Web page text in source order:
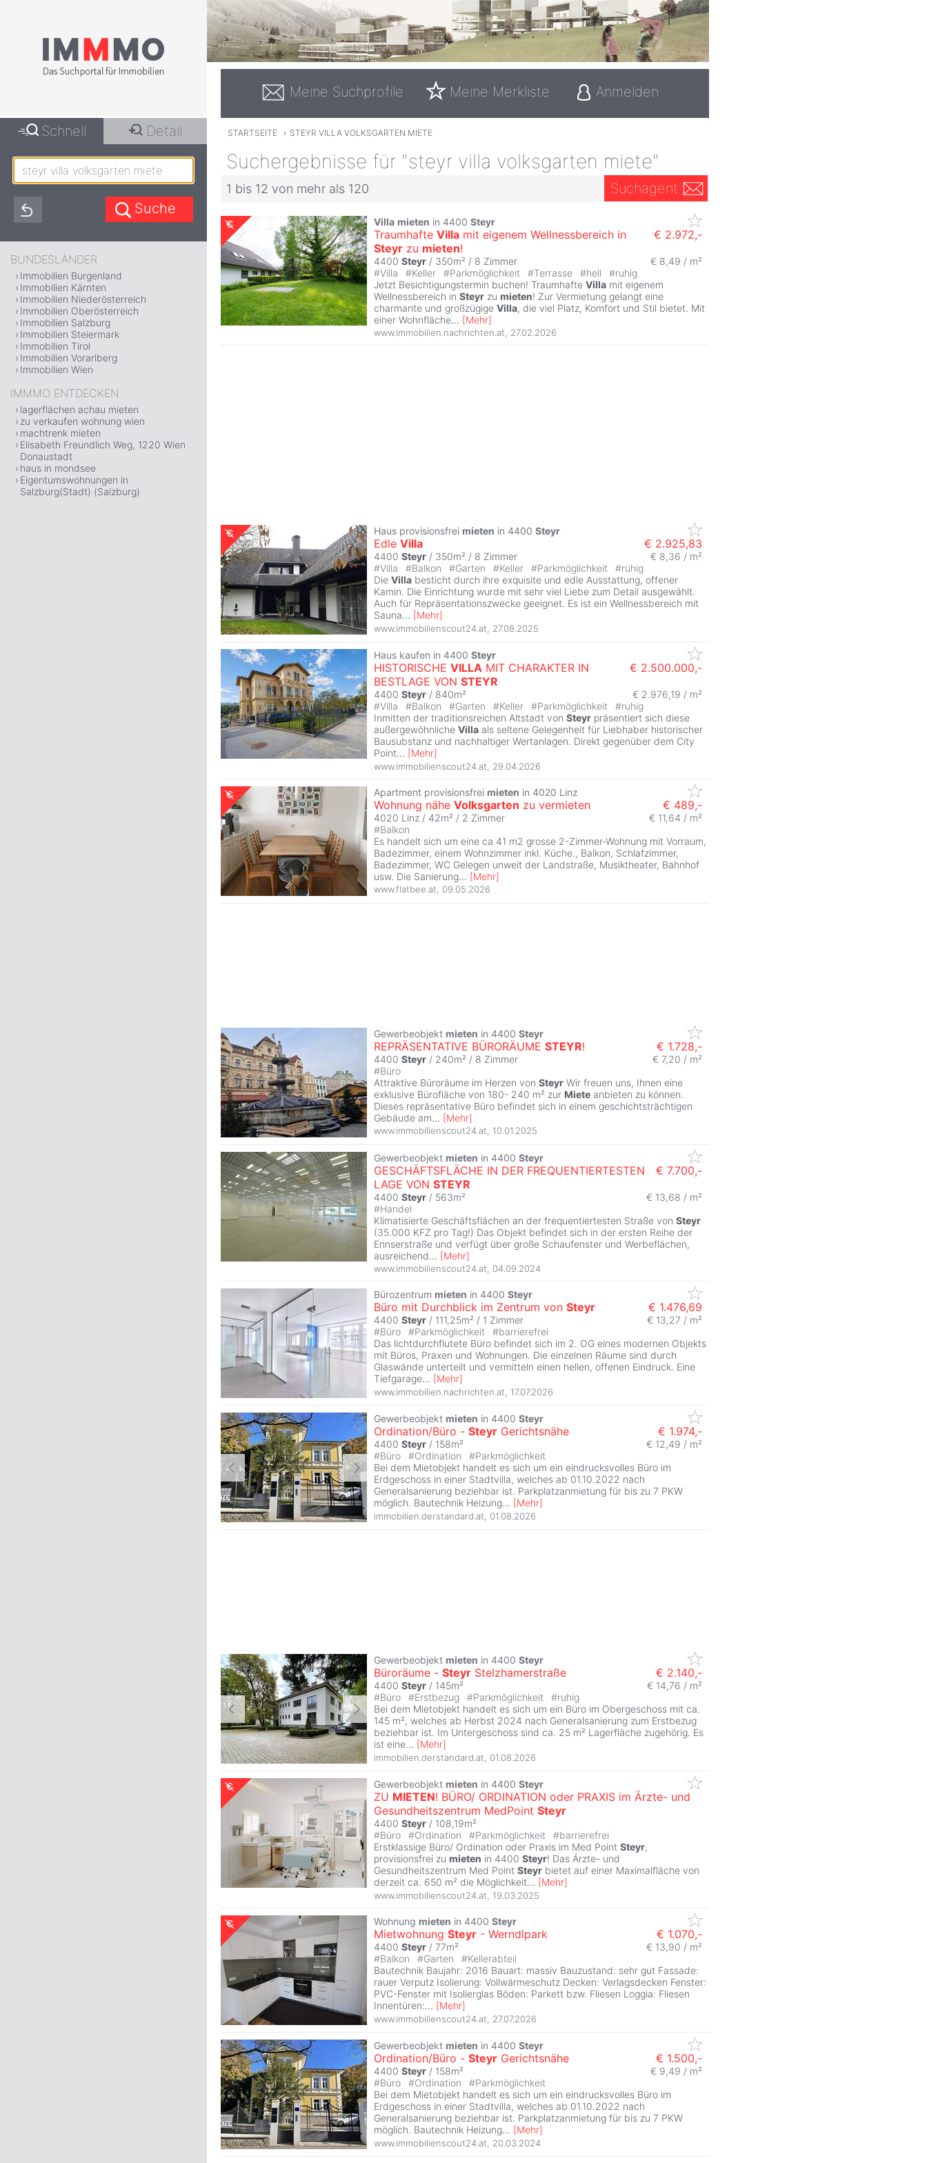
Meine Suchprofile Meine Merkliste Anmelden
STARTSEITE › STEYR VILLA VOLKSGARTEN MIETE
Suchergebnisse für "steyr villa volksgarten miete"
1 bis 12 von mehr als 120 Suchagent
Villa mieten in 4400 Steyr
Traumhafte Villa mit eigenem Wellnessbereich in
Steyr zu mieten!
€ 2.972,-
4400 Steyr / 350m² / 8 Zimmer
€ 8,49 / m²
#Villa #Keller #Parkmöglichkeit #Terrasse #hell #ruhig
Jetzt Besichtigungstermin buchen! Traumhafte Villa mit eigenem
Wellnessbereich in Steyr zu mieten! Zur Vermietung gelangt eine
charmante und großzügige Villa, die viel Platz, Komfort und Stil bietet. Mit
einer Wohnfläche... [Mehr]
www.immobilien.nachrichten.at 27.02.2026
Haus provisionsfrei mieten in 4400 Steyr
Edle Villa € 2.925,83
4400 Steyr / 350m² / 8 Zimmer
€ 8,36 / m²
#Villa #Balkon #Garten #Keller #Parkmöglichkeit #ruhig
Die Villa besticht durch ihre exquisite und edle Ausstattung, offener
Kamin. Die Einrichtung wurde mit sehr viel Liebe zum Detail ausgewählt.
Auch für Repräsentationszwecke geeignet. Es ist ein Wellnessbereich mit
Sauna... [Mehr]
www.immobilienscout24.at 27.08.2025
Haus kaufen in 4400 Steyr
HISTORISCHE VILLA MIT CHARAKTER IN
BESTLAGE VON STEYR
€ 2.500.000,-
4400 Steyr / 840m²
€ 2.976,19 / m²
#Villa #Balkon #Garten #Keller #Parkmöglichkeit #ruhig
Inmitten der traditionsreichen Altstadt von Steyr präsentiert sich diese
außergewöhnliche Villa als seltene Gelegenheit für Liebhaber historischer
Bausubstanz und nachhaltiger Wertanlagen. Direkt gegenüber dem City
Point... [Mehr]
www.immobilienscout24.at 29.04.2026
Apartment provisionsfrei mieten in 4020 Linz
Wohnung nähe Volksgarten zu vermieten € 489,-
4020 Linz / 42m² / 2 Zimmer
€ 11,64 / m²
#Balkon
Es handelt sich um eine ca 41 m2 grosse 2-Zimmer-Wohnung mit Vorraum,
Badezimmer, einem Wohnzimmer inkl. Küche., Balkon, Schlafzimmer,
Badezimmer, WC Gelegen unweit der Landstraße, Musiktheater, Bahnhof
usw. Die Sanierung... [Mehr]
www.flatbee.at, 09.05.2026
Gewerbeobjekt mieten in 4400 Steyr
REPRÄSENTATIVE BÜRORÄUME STEYR! € 1.728,-
4400 Steyr / 240m² / 8 Zimmer
€ 7,20 / m²
#Büro
Attraktive Büroräume im Herzen von Steyr Wir freuen uns, Ihnen eine
exklusive Bürofläche von 180- 240 m² zur Miete anbieten zu können.
Dieses repräsentative Büro befindet sich in einem geschichtsträchtigen
Gebäude am... [Mehr]
www.immobilienscout24.at, 10.01.2025
Gewerbeobjekt mieten in 4400 Steyr
GESCHÄFTSFLÄCHE IN DER FREQUENTIERTESTEN
LAGE VON STEYR
€ 7.700,-
4400 Steyr / 563m²
€ 13,68 / m²
#Handel
Klimatisierte Geschäftsflächen an der frequentiertesten Straße von Steyr
(35.000 KFZ pro Tag!) Das Objekt befindet sich in der ersten Reihe der
Ennserstraße und verfügt über große Schaufenster und Werbeflächen,
ausreichend... [Mehr]
www.immobilienscout24.at, 04.09.2024
Bürozentrum mieten in 4400 Steyr
Büro mit Durchblick im Zentrum von Steyr € 1.476,69
4400 Steyr / 111,25m² / 1 Zimmer
€ 13,27 / m²
#Büro #Parkmöglichkeit #barrierefrei
Das lichtdurchflutete Büro befindet sich im 2. OG eines modernen Objekts
mit Büros, Praxen und Wohnungen. Die einzelnen Räume sind durch
Glaswände unterteilt und vermitteln einen hellen, offenen Eindruck. Eine
Tiefgarage... [Mehr]
www.immobilien.nachrichten.at 17.07.2026
Gewerbeobjekt mieten in 4400 Steyr
Ordination/Büro - Steyr Gerichtsnähe € 1.974,-
4400 Steyr / 158m² € 12,49 / m²
#Büro #Ordination #Parkmöglichkeit
Bei dem Mietobjekt handelt es sich um ein eindrucksvolles Büro im
Erdgeschoss in einer Stadtvilla, welches ab 01.10.2022 nach
Generalsanierung beziehbar ist. Parkplatzanmietung für bis zu 7 PKW
möglich. Bautechnik Heizung... [Mehr]
immobilien.derstandard.at 01.08.2026
Gewerbeobjekt mieten in 4400 Steyr
Büroräume - Steyr Stelzhamerstraße € 2.140,-
4400 Steyr / 145m² € 14,76 / m²
#Büro #Erstbezug #Parkmöglichkeit #ruhig
Bei dem Mietobjekt handelt es sich um ein Büro im Obergeschoss mit ca.
145 m², welches ab Herbst 2024 nach Generalsanierung zum Erstbezug
beziehbar ist. Im Untergeschoss sind ca. 25 m² Lagerfläche zugehörig. Es
ist eine... [Mehr]
immobilien.derstandard.at 01.08.2026
Gewerbeobjekt mieten in 4400 Steyr
ZU MIETEN! BÜRO/ ORDINATION oder PRAXIS im Ärzte- und
Gesundheitszentrum MedPoint Steyr
4400 Steyr / 108,19m²
#Büro #Ordination #Parkmöglichkeit #barrierefrei
Erstklassige Büro/ Ordination oder Praxis im Med Point Steyr,
provisionsfrei zu mieten in 4400 Steyr! Das Ärzte- und
Gesundheitszentrum Med Point Steyr bietet auf einer Maximalfläche von
derzeit ca. 650 m² die Möglichkeit... [Mehr]
www.immobilienscout24.at 19.03.2025
Wohnung mieten in 4400 Steyr
Mietwohnung Steyr - Werndlpark € 1.070,-
4400 Steyr / 77m²
€ 13,90 / m²
#Balkon #Garten #Kellerabteil
Bautechnik Baujahr: 2016 Bauart: massiv Bauzustand: sehr gut Fassade:
rauer Verputz Isolierung: Vollwärmeschutz Decken: Verlagsdecken Fenster:
PVC-Fenster mit Isolierglas Böden: Parkett bzw. Fliesen Loggia: Fliesen
Innentüren:... [Mehr]
www.immobilienscout24.at 27.07.2026
Gewerbeobjekt mieten in 4400 Steyr
Ordination/Büro - Steyr Gerichtsnähe € 1.500,-
4400 Steyr / 158m²
€ 9,49 / m²
#Büro #Ordination #Parkmöglichkeit
Bei dem Mietobjekt handelt es sich um ein eindrucksvolles Büro im
Erdgeschoss in einer Stadtvilla, welches ab 01.10.2022 nach
Generalsanierung beziehbar ist. Parkplatzanmietung für bis zu 7 PKW
möglich. Bautechnik Heizung... [Mehr]
www.immobilienscout24.at 20.03.2024
Schnell Detail
BUNDESLÄNDER
Immobilien Burgenland
Immobilien Kärnten
Immobilien Niederösterreich
Immobilien Oberösterreich
Immobilien Salzburg
Immobilien Steiermark
Immobilien Tirol
Immobilien Vorarlberg
Immobilien Wien
IMMMO ENTDECKEN
lagerflächen achau mieten
zu verkaufen wohnung wien
machtrenk mieten
Elisabeth Freundlich Weg, 1220 Wien
Donaustadt
haus in mondsee
Eigentumswohnungen in
Salzburg(Stadt) (Salzburg)